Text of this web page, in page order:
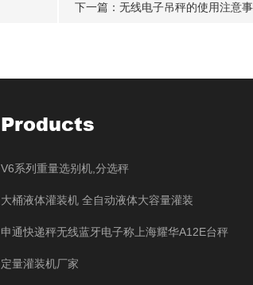
下一篇： 无线电子吊秤的使用注意
Products
V6系列重量选别机,分选秤
大桶液体灌装机 全自动液体大容量灌装
申通快递秤无线蓝牙电子称上海耀华A12E台秤
定量灌装机厂家